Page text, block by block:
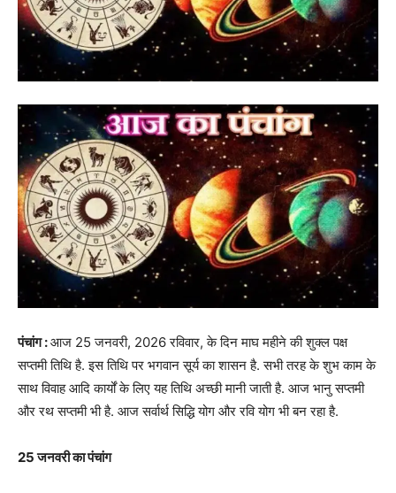
पंचांग :आज 25 जनवरी, 2026 रविवार, के दिन माघ महीने की शुक्ल पक्ष
सप्तमी तिथि है. इस तिथि पर भगवान सूर्य का शासन है. सभी तरह के शुभ काम के
साथ विवाह आदि कार्यों के लिए यह तिथि अच्छी मानी जाती है. आज भानु सप्तमी
और रथ सप्तमी भी है. आज सर्वार्थ सिद्धि योग और रवि योग भी बन रहा है.
25 जनवरी का पंचांग